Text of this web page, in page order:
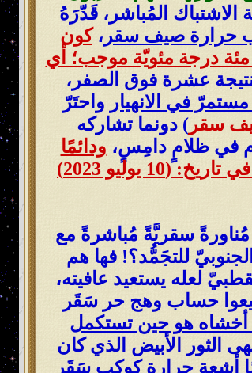
المُباشر، قَدّرَهُ
حرارة صيف سقر ،كون
درجة مئويّة موجب؛ أي
عشرة فوق الصفر،
في الانهيار واحتَرّ
سقر) دونما تشاركه
في ظلامٍ دامِسٍ، ودائمًا
تجدونني أُرَكِّز على بداية إعدام طقس القطب الجنوبيّ مُنذ تاريخ إعلان البيان؛ بل بعد تنزيله مُباشرةً في تاريخ: (10 يوليو 2023)
مُناورةً سقريَّةً مُباشرةً مع
للتجَمُّد؟! فها هم
2023) ينتظرون لفصل شتائه القطبيّ لعله يستعيد عافيته،
حساب وهج حر سَقَر
أخشاه هو حين تستكمل
الثور الأبيض الذي كان
أشعة حرارة كوكب سَقَر